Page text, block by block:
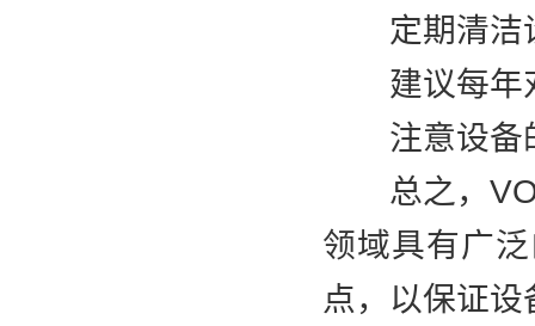
定期清洁设
建议每年对
注意设备的
总之，VOC
领域具有广
点，以保证